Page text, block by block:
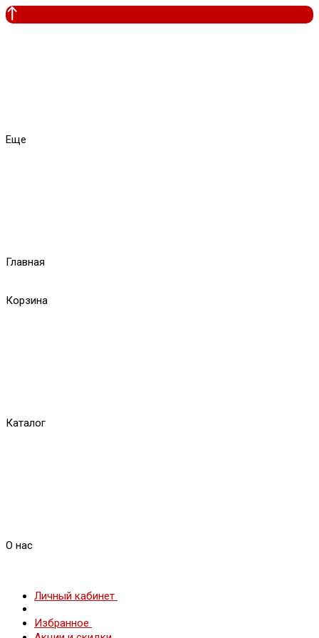
Еще
Главная
Корзина
Каталог
О нас
Личный кабинет
Избранное